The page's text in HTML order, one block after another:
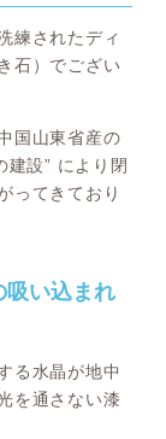
練されたディ
石）でござい
国山東省産の
建設” により閉
ってきており
吸い込まれ
る水晶が地中
を通さない漆